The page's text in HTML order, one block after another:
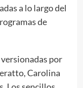
a lo largo del
de
por
Carolina